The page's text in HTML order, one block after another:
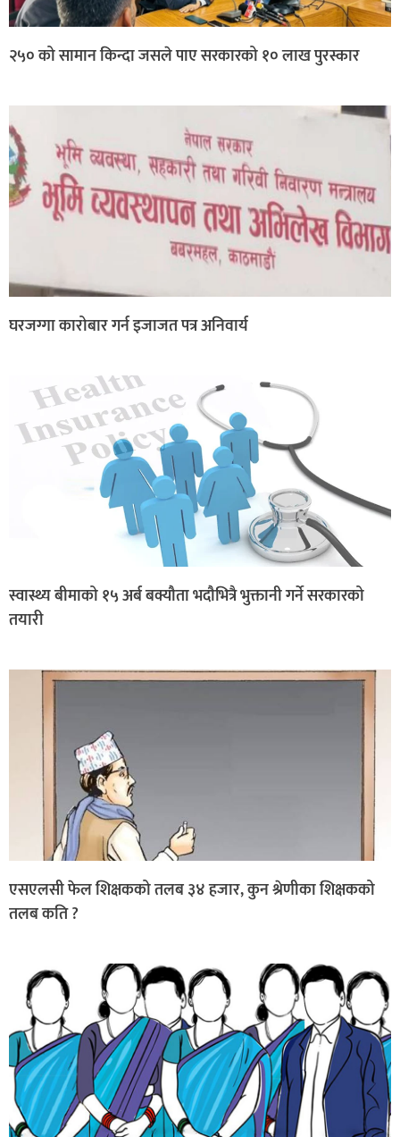
२५० को सामान किन्दा जसले पाए सरकारको १० लाख पुरस्कार
घरजग्गा कारोबार गर्न इजाजत पत्र अनिवार्य
स्वास्थ्य बीमाको १५ अर्ब बक्यौता भदौभित्रै भुक्तानी गर्ने सरकारको
तयारी
एसएलसी फेल शिक्षकको तलब ३४ हजार, कुन श्रेणीका शिक्षकको
तलब कति ?